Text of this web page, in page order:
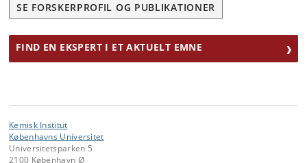
SE FORSKERPROFIL OG PUBLIKATIONER
FIND EN EKSPERT I ET AKTUELT EMNE
Kemisk Institut
Københavns Universitet
Universitetsparken 5
2100 København Ø